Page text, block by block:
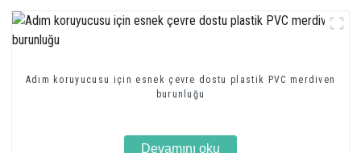
Adım koruyucusu için esnek çevre dostu plastik PVC merdiven
burunluğu
Devamını oku